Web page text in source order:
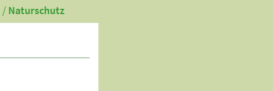
/ Naturschutz